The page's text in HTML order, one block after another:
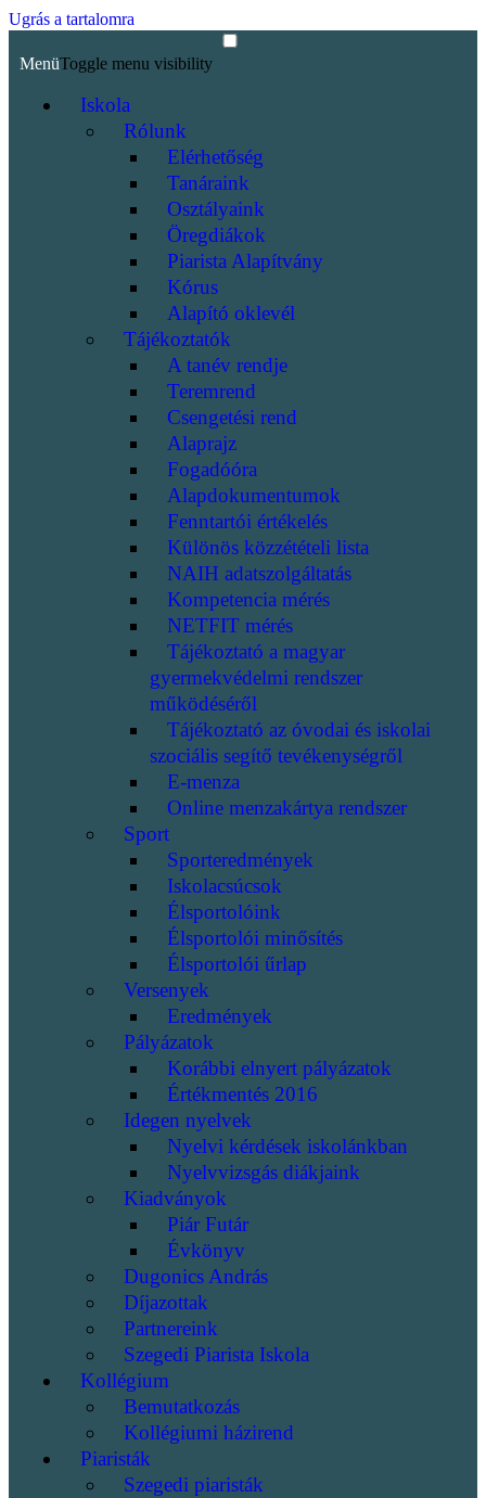
Ugrás a tartalomra
MenüToggle menu visibility
Iskola
Rólunk
Elérhetőség
Tanáraink
Osztályaink
Öregdiákok
Piarista Alapítvány
Kórus
Alapító oklevél
Tájékoztatók
A tanév rendje
Teremrend
Csengetési rend
Alaprajz
Fogadóóra
Alapdokumentumok
Fenntartói értékelés
Különös közzétételi lista
NAIH adatszolgáltatás
Kompetencia mérés
NETFIT mérés
Tájékoztató a magyar
gyermekvédelmi rendszer
működéséről
Tájékoztató az óvodai és iskolai
szociális segítő tevékenységről
E-menza
Online menzakártya rendszer
Sport
Sporteredmények
Iskolacsúcsok
Élsportolóink
Élsportolói minősítés
Élsportolói űrlap
Versenyek
Eredmények
Pályázatok
Korábbi elnyert pályázatok
Értékmentés 2016
Idegen nyelvek
Nyelvi kérdések iskolánkban
Nyelvvizsgás diákjaink
Kiadványok
Piár Futár
Évkönyv
Dugonics András
Díjazottak
Partnereink
Szegedi Piarista Iskola
Kollégium
Bemutatkozás
Kollégiumi házirend
Piaristák
Szegedi piaristák